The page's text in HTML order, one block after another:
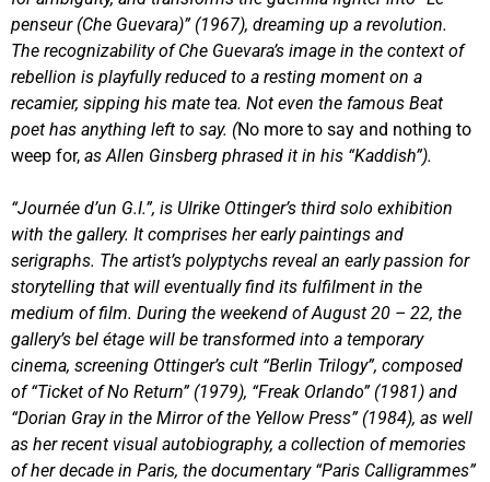
penseur (Che Guevara)” (1967), dreaming up a revolution.
The recognizability of Che Guevara’s image in the context of
rebellion is playfully reduced to a resting moment on a
recamier, sipping his mate tea. Not even the famous Beat
poet has anything left to say. (No more to say and nothing to
weep for, as Allen Ginsberg phrased it in his “Kaddish”).
“Journée d’un G.I.”, is Ulrike Ottinger’s third solo exhibition
with the gallery. It comprises her early paintings and
serigraphs. The artist’s polyptychs reveal an early passion for
storytelling that will eventually find its fulfilment in the
medium of film. During the weekend of August 20 – 22, the
gallery’s bel étage will be transformed into a temporary
cinema, screening Ottinger’s cult “Berlin Trilogy”, composed
of “Ticket of No Return” (1979), “Freak Orlando” (1981) and
“Dorian Gray in the Mirror of the Yellow Press” (1984), as well
as her recent visual autobiography, a collection of memories
of her decade in Paris, the documentary “Paris Calligrammes”